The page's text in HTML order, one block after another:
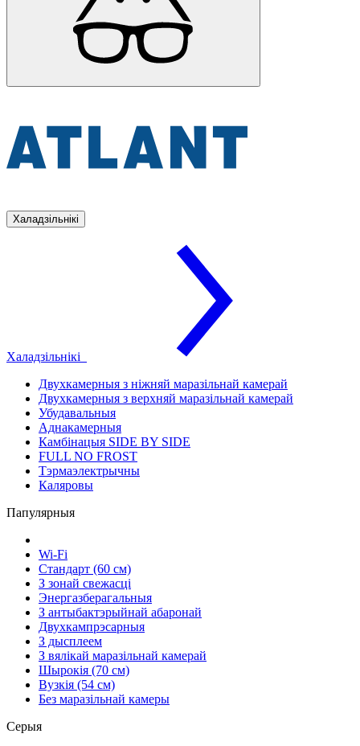
Халадзільнікі
Халадзільнікі
Двухкамерныя з ніжняй маразільнай камерай
Двухкамерныя з верхняй маразільнай камерай
Убудавальныя
Аднакамерныя
Камбінацыя SIDE BY SIDE
FULL NO FROST
Тэрмаэлектрычны
Каляровы
Папулярныя
Wi-Fi
Стандарт (60 см)
З зонай свежасці
Энергазберагальныя
З антыбактэрыйнай абаронай
Двухкампрэсарныя
З дысплеем
З вялікай маразільнай камерай
Шырокія (70 см)
Вузкія (54 см)
Без маразільнай камеры
Серыя